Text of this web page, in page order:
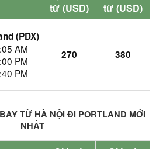
từ (USD)
từ (USD)
(PDX)
AM
PM
PM
270 380
TỪ HÀ NỘI ĐI PORTLAND MỚI
NHẤT